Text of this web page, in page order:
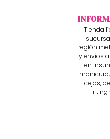
Tienda
región
y envíos
en
cejas,
lifting